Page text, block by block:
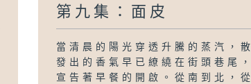
第九集：面皮
當清晨的陽光穿透升騰的蒸汽，散
發出的香氣早已繚繞在街頭巷尾，
宣告著早餐的開啟。從南到北，從